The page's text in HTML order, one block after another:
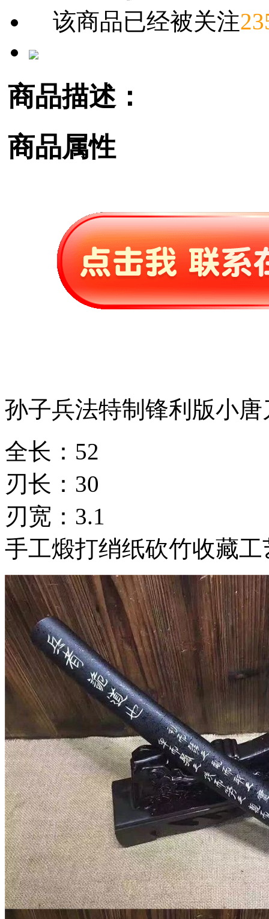
该商品已经被关注
商品描述：
商品属性
孙子兵法特制锋利版小唐
全长：52
刃长：30
刃宽：3.1
手工煅打绡纸砍竹收藏工